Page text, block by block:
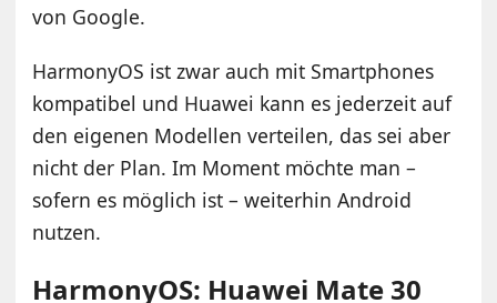
von Google.
HarmonyOS ist zwar auch mit Smartphones
kompatibel und Huawei kann es jederzeit auf
den eigenen Modellen verteilen, das sei aber
nicht der Plan. Im Moment möchte man –
sofern es möglich ist – weiterhin Android
nutzen.
HarmonyOS: Huawei Mate 30